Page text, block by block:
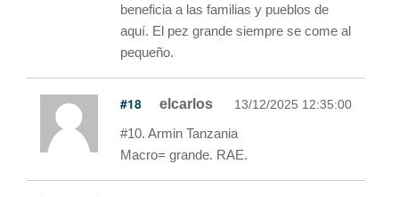
beneficia a las familias y pueblos de
aquí. El pez grande siempre se come al
pequeño.
#18 elcarlos 13/12/2025 12:35:00
#10. Armin Tanzania
Macro= grande. RAE.